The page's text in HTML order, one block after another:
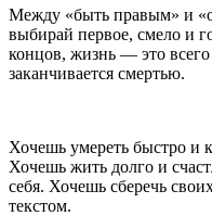
Между «быть правым» и
выбирай первое, смело и
концов, жизнь — это
заканчивается смертью.
Хочешь умереть быстро и
Хочешь жить долго и
себя. Хочешь сберечь
текстом.